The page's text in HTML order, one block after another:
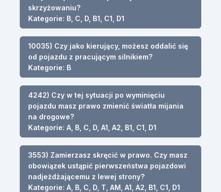
skrzyżowaniu?
Kategorie: B, C, D, B1, C1, D1
10035) Czy jako kierujący, możesz oddalić się
od pojazdu z pracującym silnikiem?
Kategorie: B
4242) Czy w tej sytuacji po wyminięciu
pojazdu masz prawo zmienić światła mijania
na drogowe?
Kategorie: A, B, C, D, A1, A2, B1, C1, D1
3553) Zamierzasz skręcić w prawo. Czy masz
obowiązek ustąpić pierwszeństwa pojazdowi
nadjeżdżającemu z lewej strony?
Kategorie: A, B, C, D, T, AM, A1, A2, B1, C1, D1